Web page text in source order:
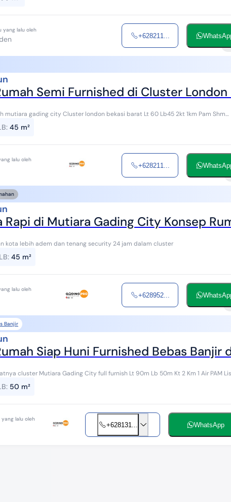
yang lalu oleh
+628211...
Semi Furnished di Cluster London
bekasi barat Lt 60 Lb45 2kt 1km Pam Shm
Tralis Kulkas Kom...
: 45 m²
lalu oleh
+628211...
Rapi di Mutiara Gading City Konsep
Konsep perumahan hutan kota lebih adem dan tenang security 24 jam dalam cluster
LB: 45 m²
lalu oleh
+628952...
Banjir
Siap Huni Furnished Bebas Banjir
Gading City full furnish Lt 90m Lb 50m Kt 2 Km 1 Air PAM Listrik
ada: - AC...
: 50 m²
lalu oleh
+628131... WhatsApp